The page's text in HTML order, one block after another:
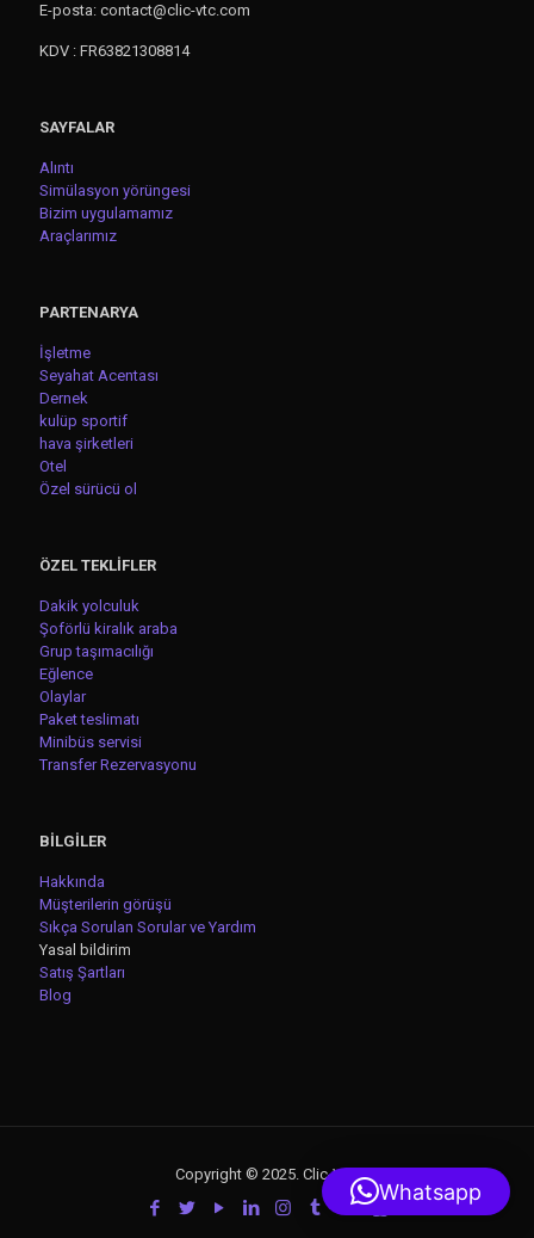
E-posta: contact@clic-vtc.com
KDV : FR63821308814
SAYFALAR
Alıntı
Simülasyon yörüngesi
Bizim uygulamamız
Araçlarımız
PARTENARYA
İşletme
Seyahat Acentası
Dernek
kulüp sportif
hava şirketleri
Otel
Özel sürücü ol
ÖZEL TEKLİFLER
Dakik yolculuk
Şoförlü kiralık araba
Grup taşımacılığı
Eğlence
Olaylar
Paket teslimatı
Minibüs servisi
Transfer Rezervasyonu
BİLGİLER
Hakkında
Müşterilerin görüşü
Sıkça Sorulan Sorular ve Yardım
Yasal bildirim
Satış Şartları
Blog
Copyright © 2025. Clic-VTC
Whatsapp